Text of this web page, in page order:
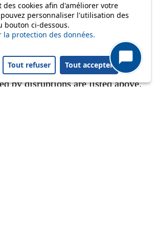
by disruptions are listed above.
des cookies afin d'améliorer votre
personnaliser l'utilisation des
bouton ci-dessous.
la protection des données.
Tout refuser Tout accepter